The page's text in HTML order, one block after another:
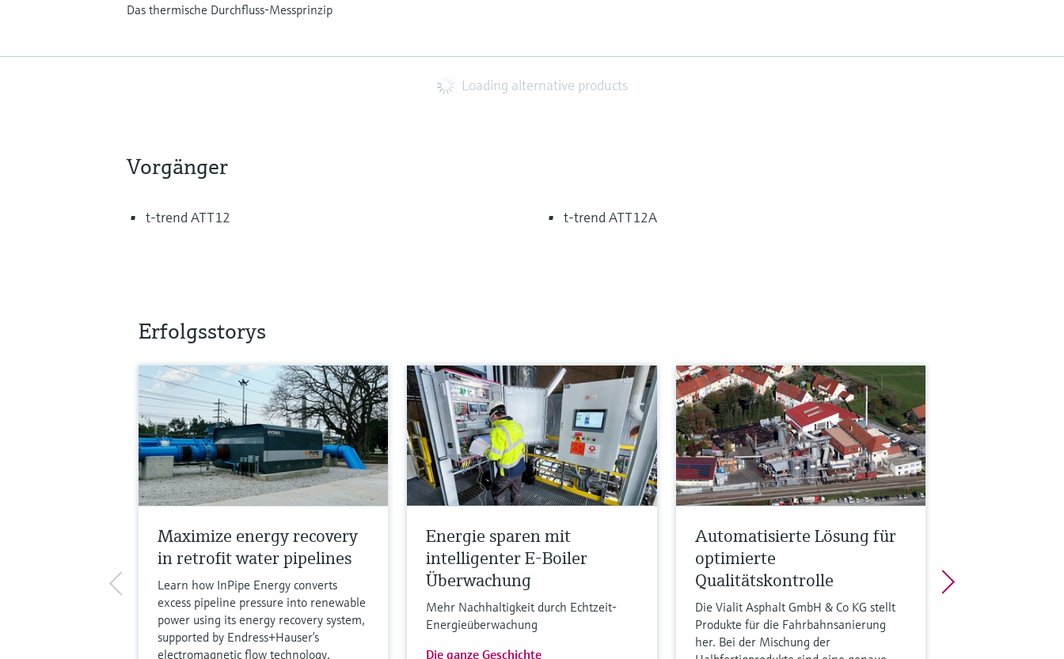
Das thermische Durchfluss-Messprinzip
Loading alternative products
Vorgänger
t-trend ATT12 t-trend ATT12A
Erfolgsstorys
Maximize energy recovery
in retrofit water pipelines
Learn how InPipe Energy converts
excess pipeline pressure into renewable
power using its energy recovery system,
supported by Endress+Hauser’s
electromagnetic flow technology.
Energie sparen mit
intelligenter E-Boiler
Überwachung
Mehr Nachhaltigkeit durch Echtzeit-
Energieüberwachung
Die ganze Geschichte
Automatisierte Lösung für
optimierte
Qualitätskontrolle
Die Vialit Asphalt GmbH & Co KG stellt
Produkte für die Fahrbahnsanierung
her. Bei der Mischung der